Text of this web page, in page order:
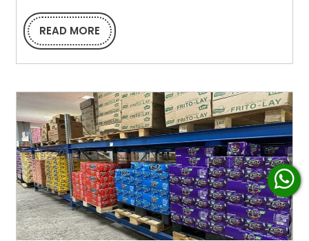
READ MORE
READ
MORE